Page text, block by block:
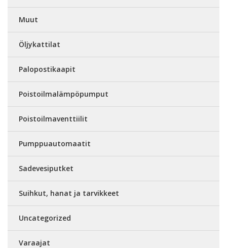
Muut
Öljykattilat
Palopostikaapit
Poistoilmalämpöpumput
Poistoilmaventtiilit
Pumppuautomaatit
Sadevesiputket
Suihkut, hanat ja tarvikkeet
Uncategorized
Varaajat